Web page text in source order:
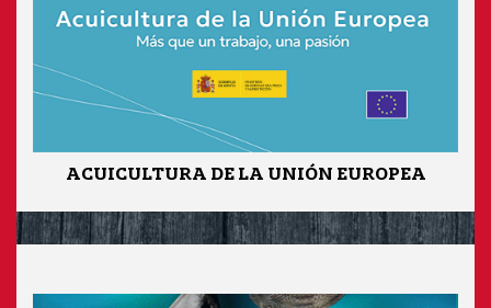
ACUICULTURA DE LA UNIÓN EUROPEA